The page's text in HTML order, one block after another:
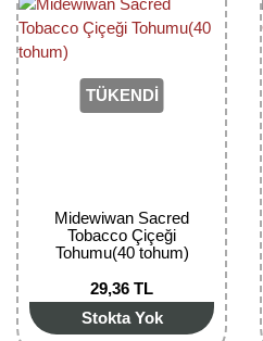
TÜKENDİ
Midewiwan Sacred
Tobacco Çiçeği
Tohumu(40 tohum)
29,36 TL
Stokta Yok